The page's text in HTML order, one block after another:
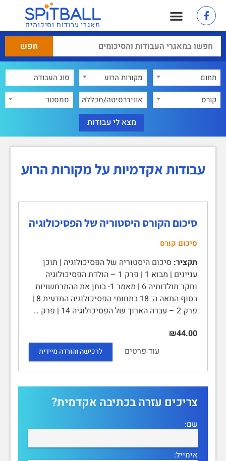
מאגרי עבודות וסיכומים
תחום
מקורות הרוע
קורס
אוניברסיטה/מכללה סמסטר
עבודות אקדמיות על מקורות הרוע
סיכום הקורס היסטוריה של הפסיכולוגיה
סיכום קורס
תקציר: סיכום היסטוריה של הפסיכולוגיה | תוכן
עניינים | מבוא 1 | פרק 1 – הולדת הפסיכולוגיה
וחקר תולדותיה 6 | מאמר 1- בוחן את ההתרחשויות
בסוף המאה ה־ 18 בתחומי הפסיכולוגיה המדעית 8 |
פרק 2 – עברה הארוך של הפסיכולוגיה 14 | פרק …
₪44.00
עוד פרטים
לרכישה והורדה מיידית
צריכים עזרה בכתיבה אקדמית?
שם:
אימייל: